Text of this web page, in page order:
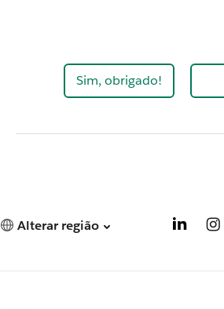
Sim, obrigado!
Alterar região